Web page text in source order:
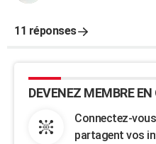
11 réponses
DEVENEZ MEMBRE
Connectez-
partagent vos